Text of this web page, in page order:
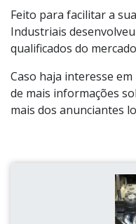
Feito para facilitar a
Industriais
qualificados do
Caso haja interesse
de mais informações
mais dos anunciantes